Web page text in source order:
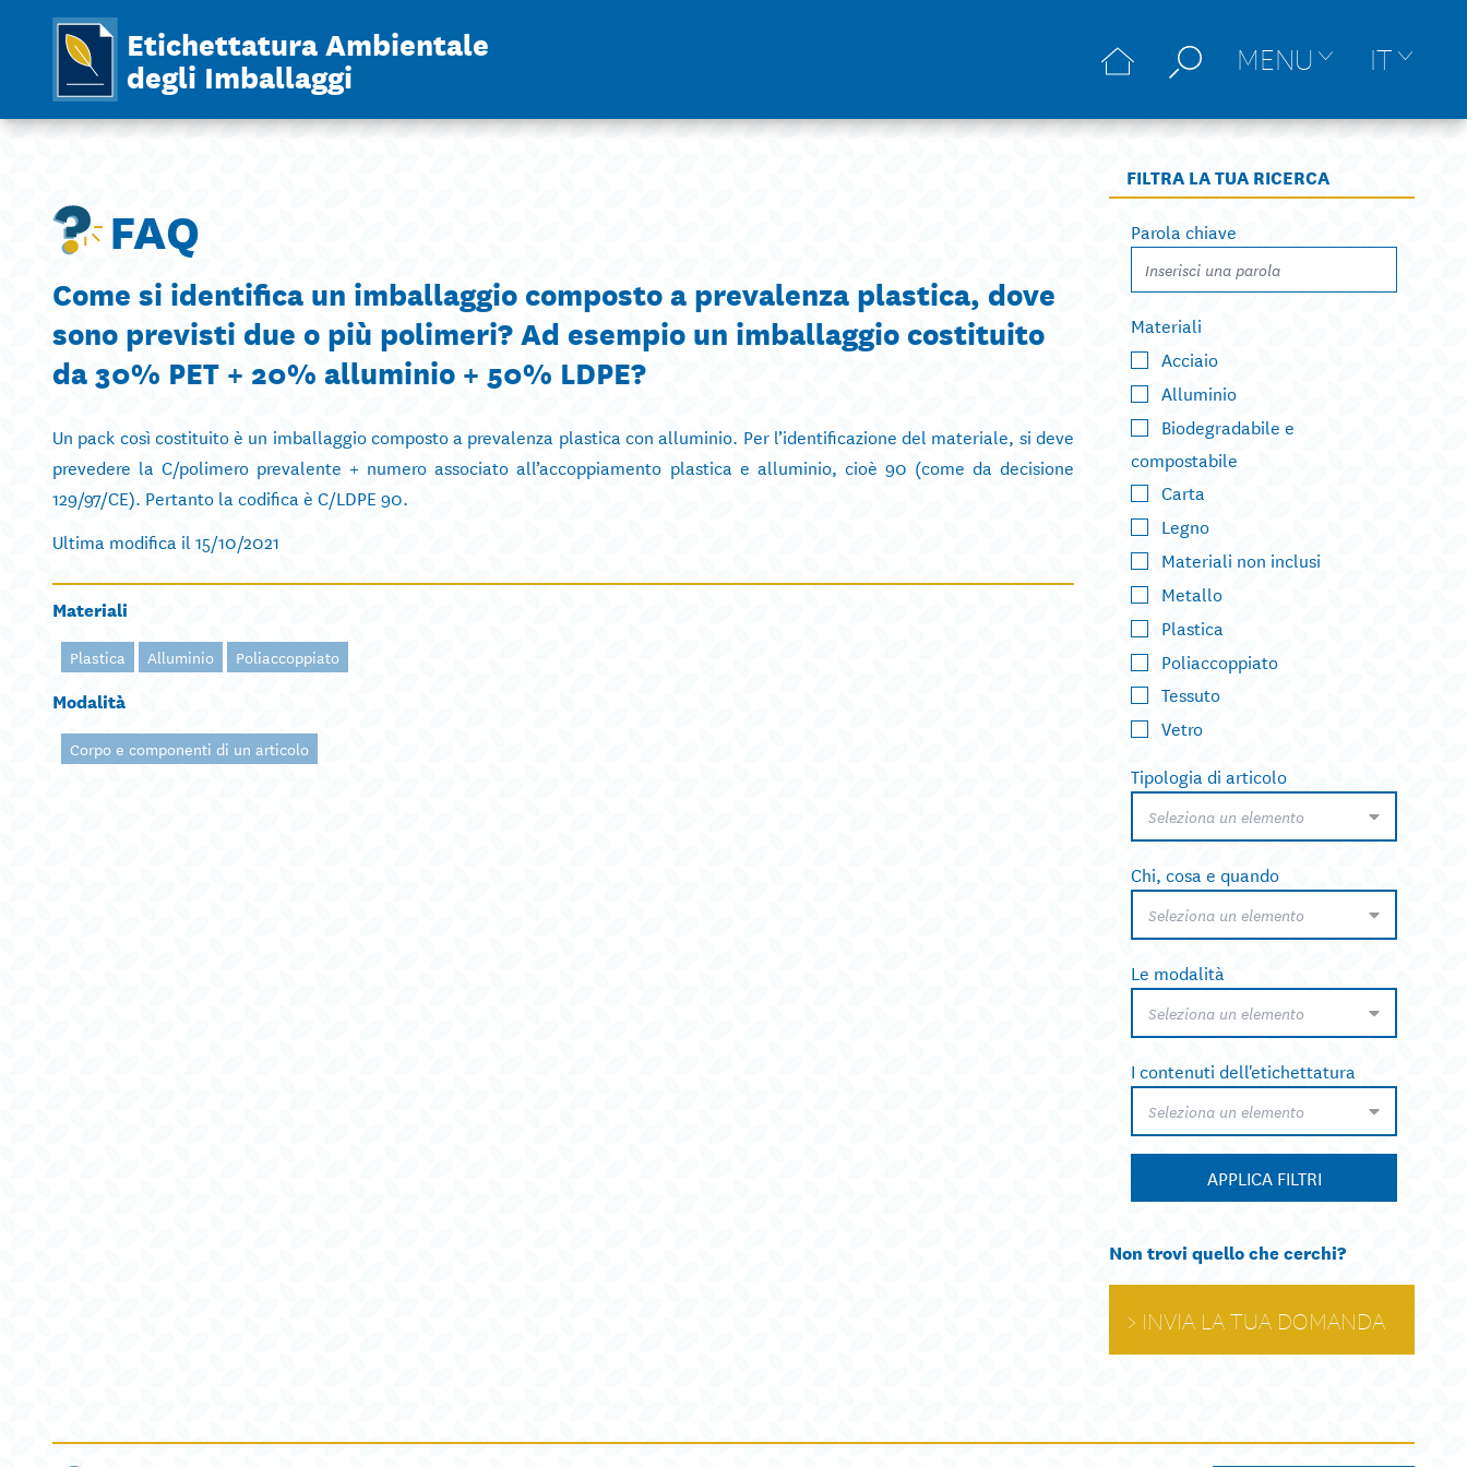
Etichettatura Ambientale
degli Imballaggi MENU IT
FAQ
Come si identifica un imballaggio composto a prevalenza plastica, dove
sono previsti due o più polimeri? Ad esempio un imballaggio costituito
da 30% PET + 20% alluminio + 50% LDPE?
Un pack così costituito è un imballaggio composto a prevalenza plastica con alluminio. Per l’identificazione del materiale, si deve
prevedere la C/polimero prevalente + numero associato all’accoppiamento plastica e alluminio, cioè 90 (come da decisione
129/97/CE). Pertanto la codifica è C/LDPE 90.
Ultima modifica il 15/10/2021
Materiali
Plastica Alluminio Poliaccoppiato
Modalità
Corpo e componenti di un articolo
FILTRA LA TUA RICERCA
Parola chiave
Materiali
Acciaio
Alluminio
Biodegradabile e
compostabile
Carta
Legno
Materiali non inclusi
Metallo
Plastica
Poliaccoppiato
Tessuto
Vetro
Tipologia di articolo
Seleziona un elemento
Chi, cosa e quando
Seleziona un elemento
Le modalità
Seleziona un elemento
I contenuti dell'etichettatura
Seleziona un elemento
APPLICA FILTRI
Non trovi quello che cerchi?
INVIA LA TUA DOMANDA